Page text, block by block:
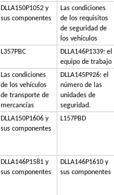
DLLA150P1052 y
sus componentes
Las condiciones
de los requisitos
de seguridad de
los vehículos
L357PBC
DLLA146P1339: el
equipo de trabajo
Las condiciones
de los vehículos
de transporte de
mercancías
DLLA145P926: el
número de las
unidades de
seguridad.
DLLA150P1606 y
sus componentes
L157PBD
DLLA146P1581 y
sus componentes
DLLA146P1610 y
sus componentes